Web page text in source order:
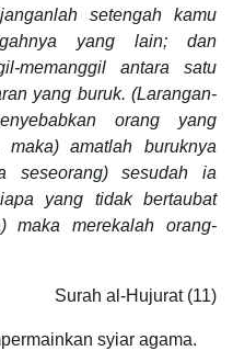
setengah kamu
yang lain; dan
memanggil antara satu
yang buruk. (Larangan-
orang yang
amatlah buruknya
seseorang) sesudah ia
yang tidak bertaubat
maka merekalah orang-
Surah al-Hujurat (11)
syiar agama.